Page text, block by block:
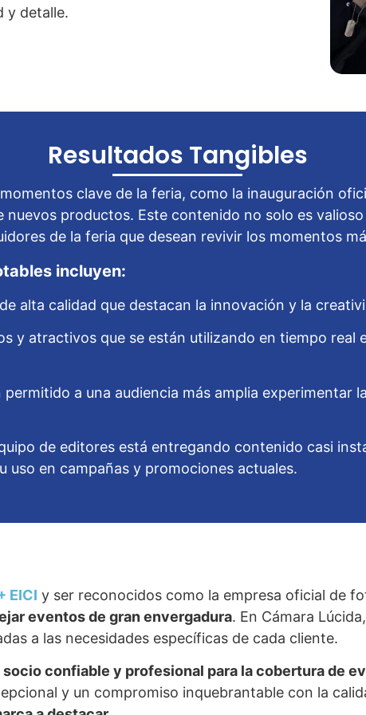
y detalle.
Resultados Tangibles
clave de la feria, como la inauguración
nuevos productos. Este contenido no solo es
de la feria que desean revivir los momentos
incluyen:
alta calidad que destacan la innovación y la
y atractivos que se están utilizando en tiempo real
permitido a una audiencia más amplia experimentar
de editores está entregando contenido casi
uso en campañas y promociones actuales.
EICI y ser reconocidos como la empresa oficial de
eventos de gran envergadura. En Cámara
a las necesidades específicas de cada cliente.
confiable y profesional para la cobertura de
y un compromiso inquebrantable con la